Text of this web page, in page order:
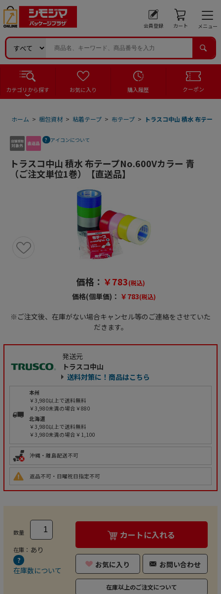
会員登録 カート メニュー
カテゴリから探す お気に入り 購入履歴 クーポン
ホーム > 梱包資材 > 粘着テープ > 布テープ > トラスコ中山 積水 布テー
アイコンについて
トラスコ中山 積水 布テープNo.600Vカラー 青
（ご注文単位1巻）【直送品】
価格： ￥783(税込)
価格(個単価)： ￥783(税込)
※ご注文後、在庫がない場合キャンセル等のご連絡をさせていた
だきます。
発送元
トラスコ中山
送料対策に！商品はこちら
本州
￥3,980以上で送料無料
￥3,980未満の場合￥880
北海道
￥3,980以上で送料無料
￥3,980未満の場合￥1,100
沖縄・離島配送不可
返品不可・日曜祝日指定不可
数量
在庫： あり
在庫数について
カートに入れる
お気に入り お問い合わせ
在庫以上のご注文について